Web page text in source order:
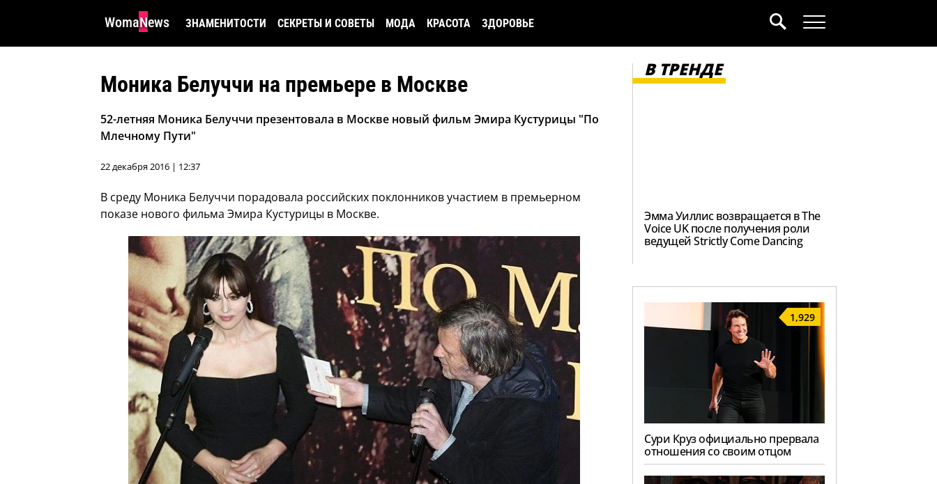
WomaNews ЗНАМЕНИТОСТИ СЕКРЕТЫ И СОВЕТЫ МОДА КРАСОТА ЗДОРОВЬЕ
Моника Белуччи на премьере в Москве
52-летняя Моника Белуччи презентовала в Москве новый фильм Эмира Кустурицы "По
Млечному Пути"
22 декабря 2016 | 12:37
В среду Моника Белуччи порадовала российских поклонников участием в премьерном
показе нового фильма Эмира Кустурицы в Москве.
В ТРЕНДЕ
Эмма Уиллис возвращается в The
Voice UK после получения роли
ведущей Strictly Come Dancing
1,929
Сури Круз официально прервала
отношения со своим отцом